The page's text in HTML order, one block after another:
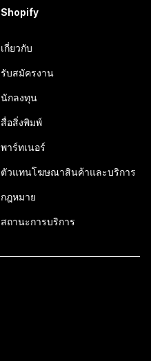
Shopify
เกี่ยวกับ
รับสมัครงาน
นักลงทุน
สื่อสิ่งพิมพ์
พาร์ทเนอร์
ตัวแทนโฆษณาสินค้าและบริการ
กฎหมาย
สถานะการบริการ